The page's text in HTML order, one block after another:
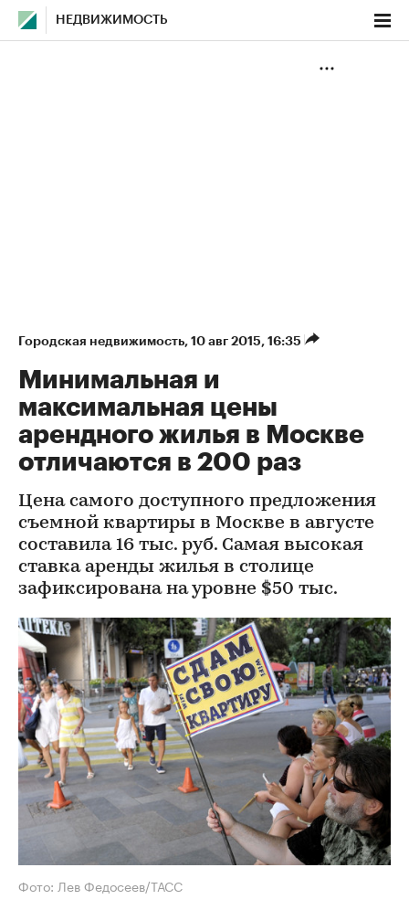
НЕДВИЖИМОСТЬ
Городская недвижимость⁠, 10 авг 2015, 16:35
Минимальная и
максимальная цены
арендного жилья в Москве
отличаются в 200 раз
Цена самого доступного предложения
съемной квартиры в Москве в августе
составила 16 тыс. руб. Самая высокая
ставка аренды жилья в столице
зафиксирована на уровне $50 тыс.
Фото: Лев Федосеев/ТАСС